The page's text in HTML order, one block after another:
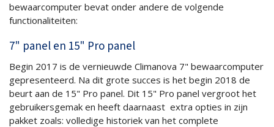
bewaarcomputer bevat onder andere de volgende
functionaliteiten:
7" panel en 15" Pro panel
Begin 2017 is de vernieuwde Climanova 7" bewaarcomputer
gepresenteerd. Na dit grote succes is het begin 2018 de
beurt aan de 15" Pro panel. Dit 15" Pro panel vergroot het
gebruikersgemak en heeft daarnaast extra opties in zijn
pakket zoals: volledige historiek van het complete